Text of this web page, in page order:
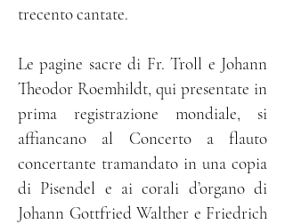
trecento cantate.
Le pagine sacre di Fr. Troll e Johann
Theodor Roemhildt, qui presentate in
prima registrazione mondiale, si
affiancano al Concerto a flauto
concertante tramandato in una copia
di Pisendel e ai corali d’organo di
Johann Gottfried Walther e Friedrich